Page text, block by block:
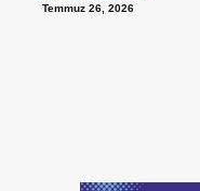
Temmuz 26, 2026